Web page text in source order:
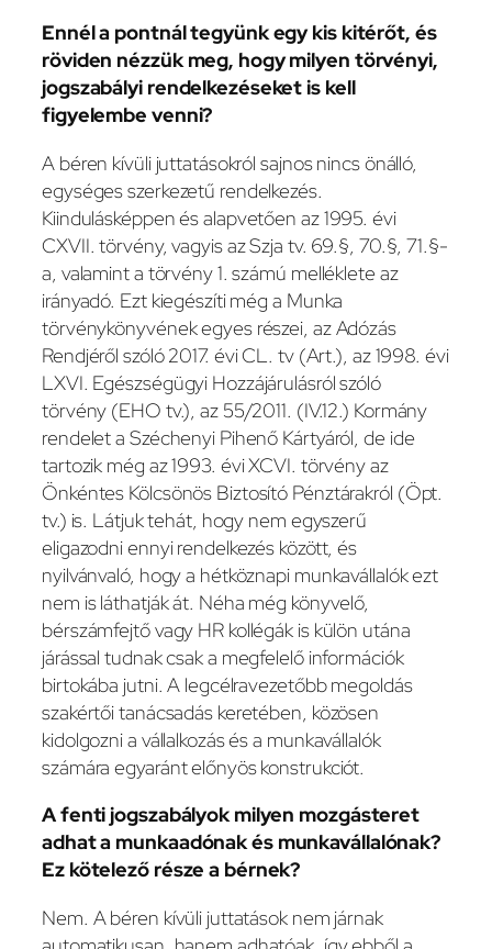
Ennél a pontnál tegyünk egy kis kitérőt, és
röviden nézzük meg, hogy milyen törvényi,
jogszabályi rendelkezéseket is kell
figyelembe venni?
A béren kívüli juttatásokról sajnos nincs önálló,
egységes szerkezetű rendelkezés.
Kiindulásképpen és alapvetően az 1995. évi
CXVII. törvény, vagyis az Szja tv. 69.§, 70.§, 71.§-
a, valamint a törvény 1. számú melléklete az
irányadó. Ezt kiegészíti még a Munka
törvénykönyvének egyes részei, az Adózás
Rendjéről szóló 2017. évi CL. tv (Art.), az 1998. évi
LXVI. Egészségügyi Hozzájárulásról szóló
törvény (EHO tv.), az 55/2011. (IV.12.) Kormány
rendelet a Széchenyi Pihenő Kártyáról, de ide
tartozik még az 1993. évi XCVI. törvény az
Önkéntes Kölcsönös Biztosító Pénztárakról (Öpt.
tv.) is. Látjuk tehát, hogy nem egyszerű
eligazodni ennyi rendelkezés között, és
nyilvánvaló, hogy a hétköznapi munkavállalók ezt
nem is láthatják át. Néha még könyvelő,
bérszámfejtő vagy HR kollégák is külön utána
járással tudnak csak a megfelelő információk
birtokába jutni. A legcélravezetőbb megoldás
szakértői tanácsadás keretében, közösen
kidolgozni a vállalkozás és a munkavállalók
számára egyaránt előnyös konstrukciót.
A fenti jogszabályok milyen mozgásteret
adhat a munkaadónak és munkavállalónak?
Ez kötelező része a bérnek?
Nem. A béren kívüli juttatások nem járnak